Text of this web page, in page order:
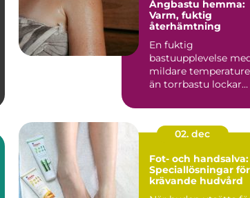
Ångbastu hemma:
Varm, fuktig
återhämtning
En fuktig
bastuupplevelse
mildare
än torrbastu lockar
02. dec
Fot- och handsalva:
Speciallösningar för
krävande hudvård